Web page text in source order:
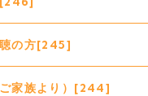
の方[245]
家族より）[244]